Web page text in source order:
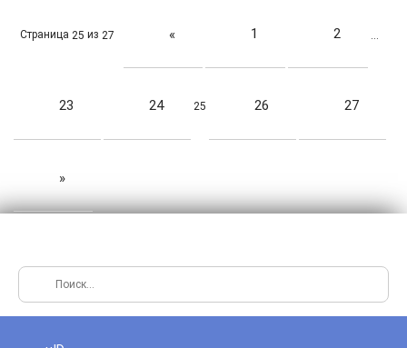
Страница 25 из 27 « 1 2 …
23 24 25 26 27
»